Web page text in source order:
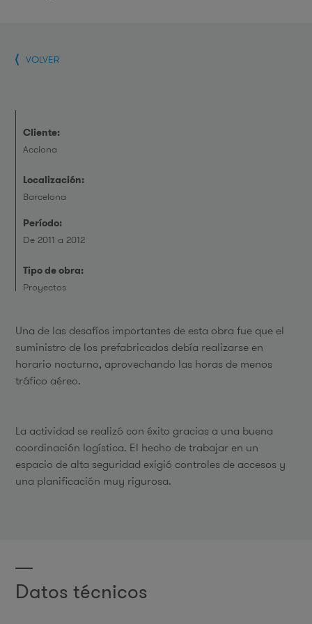
VOLVER
Cliente:
Acciona
Localización:
Barcelona
Período:
De 2011 a 2012
Tipo de obra:
Proyectos
Una de las desafíos importantes de esta obra fue que el
suministro de los prefabricados debía realizarse en
horario nocturno, aprovechando las horas de menos
tráfico aéreo.
La actividad se realizó con éxito gracias a una buena
coordinación logística. El hecho de trabajar en un
espacio de alta seguridad exigió controles de accesos y
una planificación muy rigurosa.
Datos técnicos